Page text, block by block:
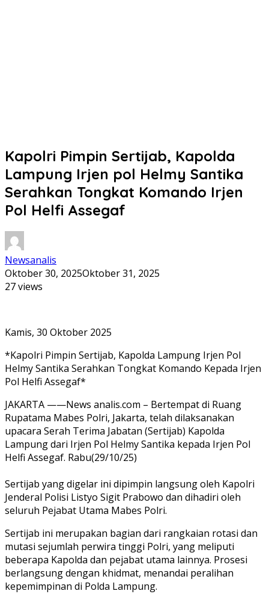
Kapolri Pimpin Sertijab, Kapolda
Lampung Irjen pol Helmy Santika
Serahkan Tongkat Komando Irjen
Pol Helfi Assegaf
Newsanalis
Oktober 30, 2025Oktober 31, 2025
27 views
Kamis, 30 Oktober 2025
*Kapolri Pimpin Sertijab, Kapolda Lampung Irjen Pol
Helmy Santika Serahkan Tongkat Komando Kepada Irjen
Pol Helfi Assegaf*
JAKARTA ——News analis.com – Bertempat di Ruang
Rupatama Mabes Polri, Jakarta, telah dilaksanakan
upacara Serah Terima Jabatan (Sertijab) Kapolda
Lampung dari Irjen Pol Helmy Santika kepada Irjen Pol
Helfi Assegaf. Rabu(29/10/25)
Sertijab yang digelar ini dipimpin langsung oleh Kapolri
Jenderal Polisi Listyo Sigit Prabowo dan dihadiri oleh
seluruh Pejabat Utama Mabes Polri.
Sertijab ini merupakan bagian dari rangkaian rotasi dan
mutasi sejumlah perwira tinggi Polri, yang meliputi
beberapa Kapolda dan pejabat utama lainnya. Prosesi
berlangsung dengan khidmat, menandai peralihan
kepemimpinan di Polda Lampung.